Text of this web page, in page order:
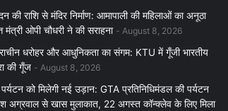
की राशि से मंदिर निर्माण: आमापाली की महिलाओं का अनूठा
मंत्री ओपी चौधरी ने की सराहना
August 8, 2026
धरोहर और आधुनिकता का संगम: KTU में गूँजी भारतीय
की गूँज
August 8, 2026
को मिलेगी नई उड़ान: GTA प्रतिनिधिमंडल की पर्यटन
अग्रवाल से खास मुलाकात, 22 अगस्त कॉन्क्लेव के लिए मिला